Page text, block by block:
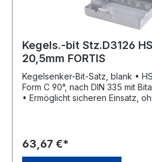
Kegels.-bit Stz.D3126
20,5mm FORTIS
Kegelsenker-Bit-Satz, blank • HSS • Profilgeschliffen •
Form C 90°, nach DIN 335 mit
• Ermöglicht sicheren Einsatz,
63,67 €*